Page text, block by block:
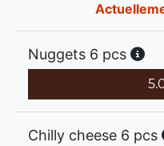
Nuggets 6 pcs
Chilly cheese 6 pcs